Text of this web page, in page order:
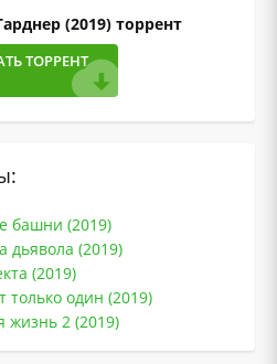
(2019) торрент
ТОРРЕНТ
башни (2019)
дьявола (2019)
(2019)
только один (2019)
жизнь 2 (2019)